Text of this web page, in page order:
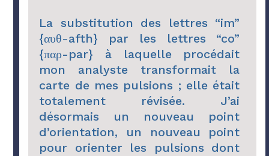
La substitution des lettres “im”
{αυθ-afth} par les lettres “co”
{παρ-par} à laquelle procédait
mon analyste transformait la
carte de mes pulsions ; elle était
totalement révisée. J’ai
désormais un nouveau point
d’orientation, un nouveau point
pour orienter les pulsions dont